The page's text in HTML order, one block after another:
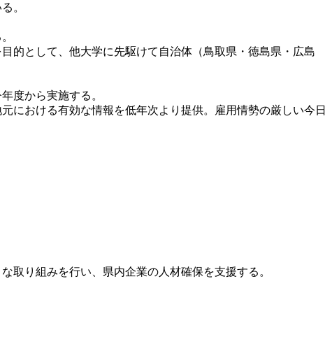
。
的として、他大学に先駆けて自治体（鳥取県・徳島県・広島
度から実施する。
における有効な情報を低年次より提供。雇用情勢の厳しい今日
り組みを行い、県内企業の人材確保を支援する。